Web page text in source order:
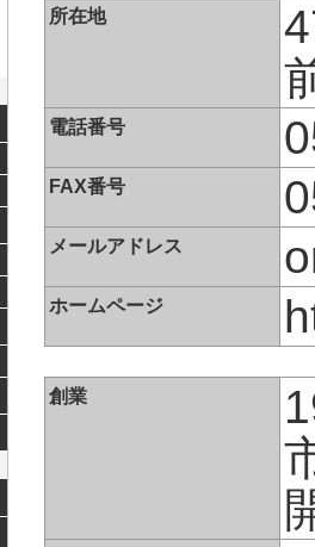
所在地
電話番号
FAX番号
メールアドレス
ホームページ
創業